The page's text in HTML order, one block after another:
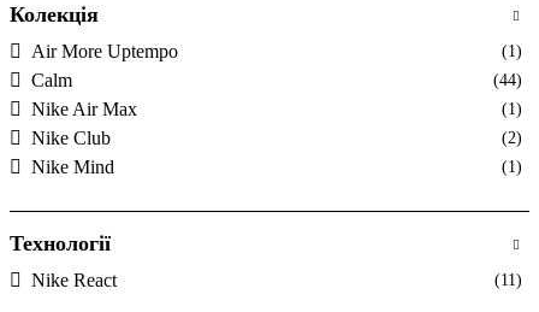
Колекція
Air More Uptempo (1)
Calm (44)
Nike Air Max (1)
Nike Club (2)
Nike Mind (1)
Технології
Nike React (11)